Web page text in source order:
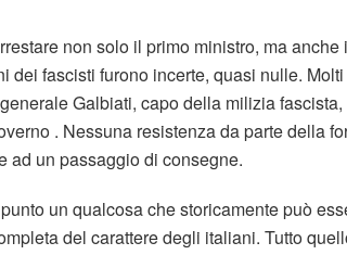
non solo il primo ministro, ma
dei fascisti furono incerte, quasi nulle.
Galbiati, capo della milizia
. Nessuna resistenza da parte della
ad un passaggio di consegne.
un qualcosa che storicamente può
del carattere degli italiani. Tutto